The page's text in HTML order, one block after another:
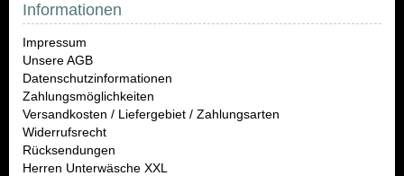
Informationen
Impressum
Unsere AGB
Datenschutzinformationen
Zahlungsmöglichkeiten
Versandkosten / Liefergebiet / Zahlungsarten
Widerrufsrecht
Rücksendungen
Herren Unterwäsche XXL